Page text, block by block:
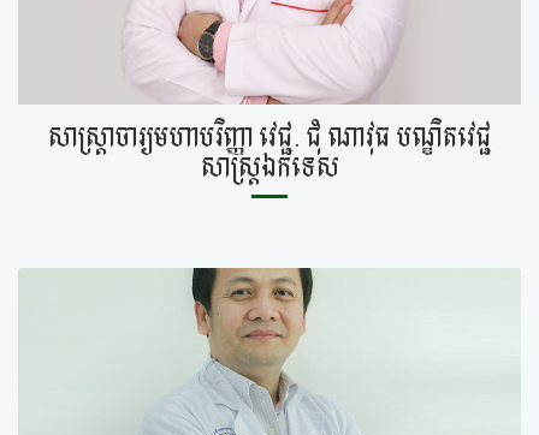
សាស្ត្រាចារ្យមហាបរិញ្ញា វេជ្ជ. ជុំ ណាវុធ បណ្ឌិតវេជ្ជ
សាស្ត្រឯកទេស